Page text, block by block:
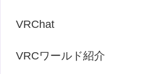
VRChat
VRCワールド紹介